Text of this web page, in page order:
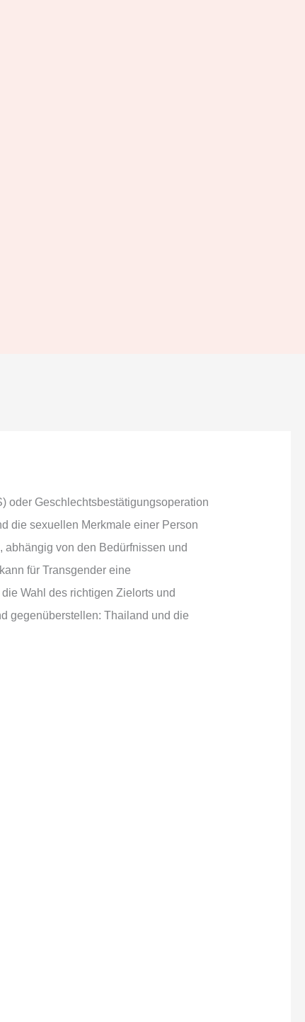
oder Geschlechtsbestätigungsoperation
die sexuellen Merkmale einer Person
von den Bedürfnissen und
für Transgender eine
Wahl des richtigen Zielorts und
gegenüberstellen: Thailand und die